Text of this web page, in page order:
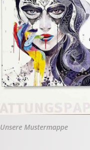
Unsere Mustermappe